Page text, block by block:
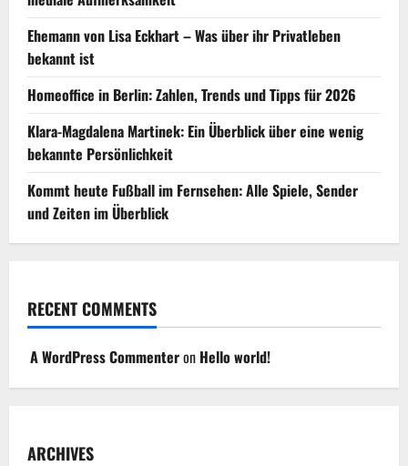
Ehemann von Lisa Eckhart – Was über ihr Privatleben
bekannt ist
Homeoffice in Berlin: Zahlen, Trends und Tipps für 2026
Klara-Magdalena Martinek: Ein Überblick über eine wenig
bekannte Persönlichkeit
Kommt heute Fußball im Fernsehen: Alle Spiele, Sender
und Zeiten im Überblick
RECENT COMMENTS
A WordPress Commenteron Hello world!
ARCHIVES